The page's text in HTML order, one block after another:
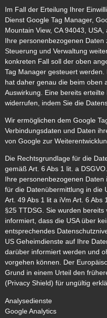
Im Fall der Erteilung Ihrer
Dienst Google Tag Manager,
Mountain View, CA 94043,
Ihre personenbezogenen Daten
Steuerung und Verwaltung
konkreten Fall soll der oben
Tag Manager gesteuert
hat daher genau die beim oben
Auswirkung. Eine bereits
widerrufen, indem Sie die
Wir ermöglichen dem Google
Verbindungsdaten und Daten
von Google zur
Die Rechtsgrundlage für die
gemäß Art. 6 Abs 1 lit. a
Ihre personenbezogenen
für die Datenübermittlung in die
Art. 49 Abs 1 lit a iVm Art. 6 Abs
§25 TTDSG. Sie wurden
informiert, dass die USA über
entsprechendes
US Geheimdienste auf Ihre
darüber informiert werden und
vorgehen können. Der
Grund in einem Urteil den
(Privacy Shield) für ungültig
Analysedienste
Google Analytics